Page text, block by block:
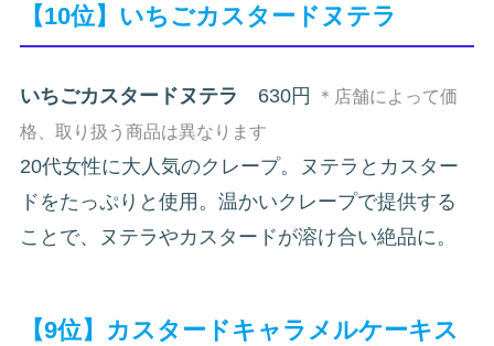
【10位】いちごカスタードヌテラ
いちごカスタードヌテラ 630円
＊店舗によって価
格、取り扱う商品は異なります
20代女性に大人気のクレープ。ヌテラとカスター
ドをたっぷりと使用。温かいクレープで提供する
ことで、ヌテラやカスタードが溶け合い絶品に。
【9位】カスタードキャラメルケーキス